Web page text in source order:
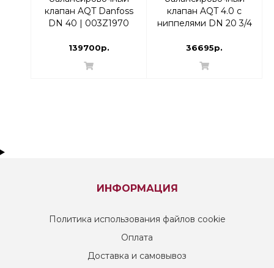
клапан AQT Danfoss
DN 40 | 003Z1970
139700р.
клапан AQT 4.0 с
ниппелями DN 20 3/4
36695р.
ИНФОРМАЦИЯ
Политика использования файлов cookie
Оплата
Доставка и самовывоз